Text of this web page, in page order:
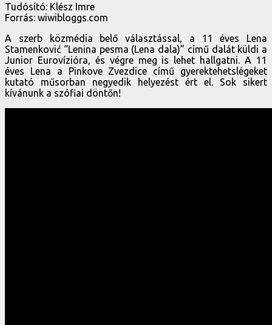
Tudósító: Klész Imre
Forrás: wiwibloggs.com
A szerb közmédia belő választással, a 11 éves Lena
Stamenković “Lenina pesma (Lena dala)” című dalát küldi a
Junior Eurovízióra, és végre meg is lehet hallgatni. A 11
éves Lena a Pinkove Zvezdice című gyerektehetslégeket
kutató műsorban negyedik helyezést ért el. Sok sikert
kívánunk a szófiai döntőn!